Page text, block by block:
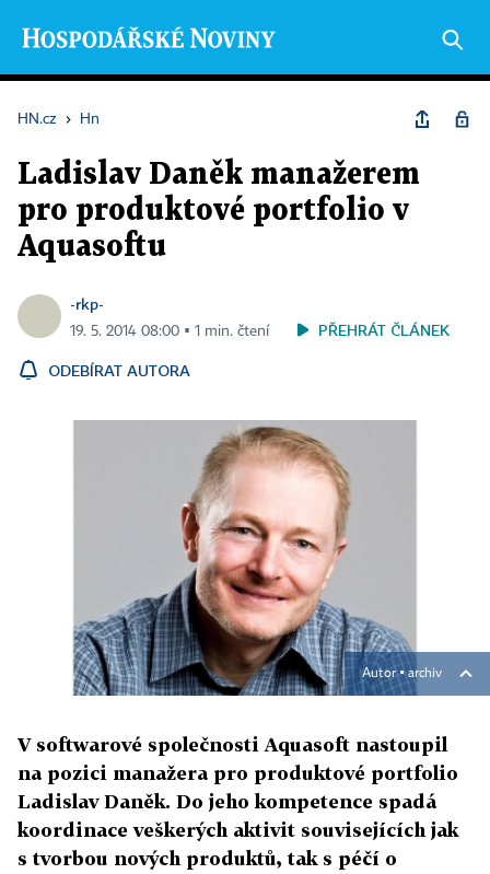
HN.cz › Hn
Ladislav Daněk manažerem
pro produktové portfolio v
Aquasoftu
-rkp-
19. 5. 2014 08:00 ▪ 1 min. čtení PŘEHRÁT ČLÁNEK
ODEBÍRAT AUTORA
Autor ▪archiv
V softwarové společnosti Aquasoft nastoupil
na pozici manažera pro produktové portfolio
Ladislav Daněk. Do jeho kompetence spadá
koordinace veškerých aktivit souvisejících jak
s tvorbou nových produktů, tak s péčí o